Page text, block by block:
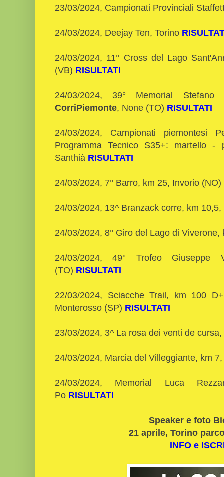
23/03/2024, Campionati Provinciali
24/03/2024, Deejay Ten, Torino
24/03/2024, 11° Cross del Lago
(VB) RISULTATI
24/03/2024, 39° Memorial
CorriPiemonte, None (TO) RISULTATI
24/03/2024, Campionati piemontesi
Programma Tecnico S35+: martello
Santhià RISULTATI
24/03/2024, 7° Barro, km 25, Invorio (NO)
24/03/2024, 13^ Branzack corre, km
24/03/2024, 8° Giro del Lago di
24/03/2024, 49° Trofeo
(TO) RISULTATI
22/03/2024, Sciacche Trail, km 100
Monterosso (SP) RISULTATI
23/03/2024, 3^ La rosa dei venti de
24/03/2024, Marcia del Villeggiante, km
24/03/2024, Memorial Luca
Po RISULTATI
Speaker e foto
21 aprile, Torino
INFO e